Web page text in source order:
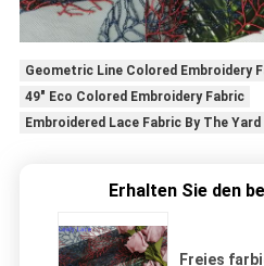
Geometric Line Colored Embroidery
49" Eco Colored Embroidery Fabric
Embroidered Lace Fabric By The Yard
Erhalten Sie den
Freies